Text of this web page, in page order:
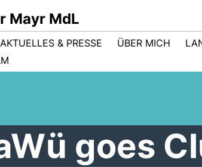
Mayr MdL
AKTUELLES & PRESSE ÜBER MICH
goes